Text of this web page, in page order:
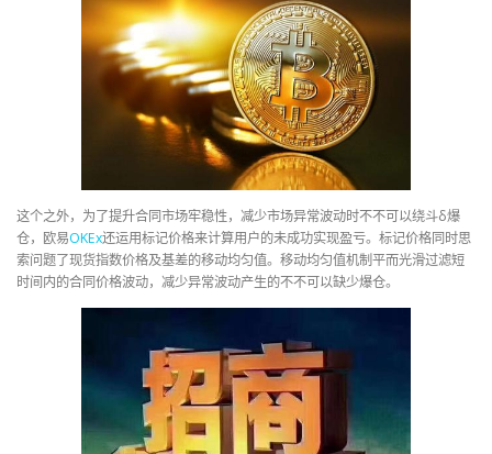
这个之外，为了提升合同市场牢稳性，减少市场异常波动时不不可以绕斗δ爆
仓，欧易OKEx还运用标记价格来计算用户的未成功实现盈亏。标记价格同时思
索问题了现货指数价格及基差的移动均匀值。移动均匀值机制平而光滑过滤短
时间内的合同价格波动，减少异常波动产生的不不可以缺少爆仓。